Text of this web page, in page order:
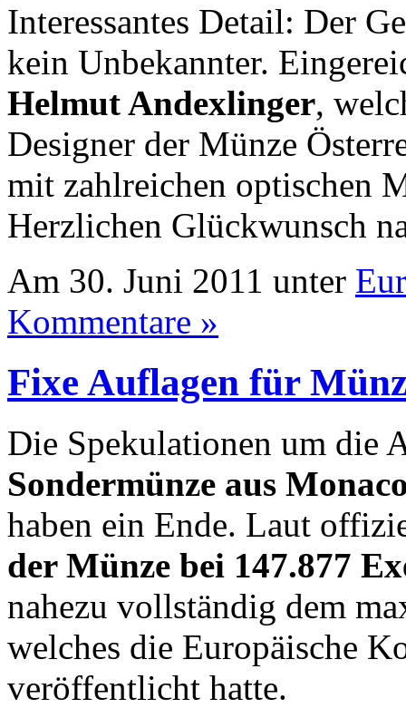
Interessantes Detail: Der
kein Unbekannter.
Helmut Andexlinger,
Designer der Münze
mit zahlreichen optischen
Herzlichen Glückwunsch
Am 30. Juni 2011 unter
Kommentare »
Fixe Auflagen für
Die Spekulationen um die
Sondermünze aus
haben ein Ende. Laut
der Münze bei 147.877
nahezu vollständig dem
welches die Europäische
veröffentlicht hatte.